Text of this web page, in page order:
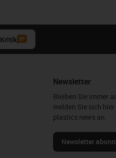
Newsletter
Bleiben Sie immer
melden Sie sich
plastics news an.
Newsletter